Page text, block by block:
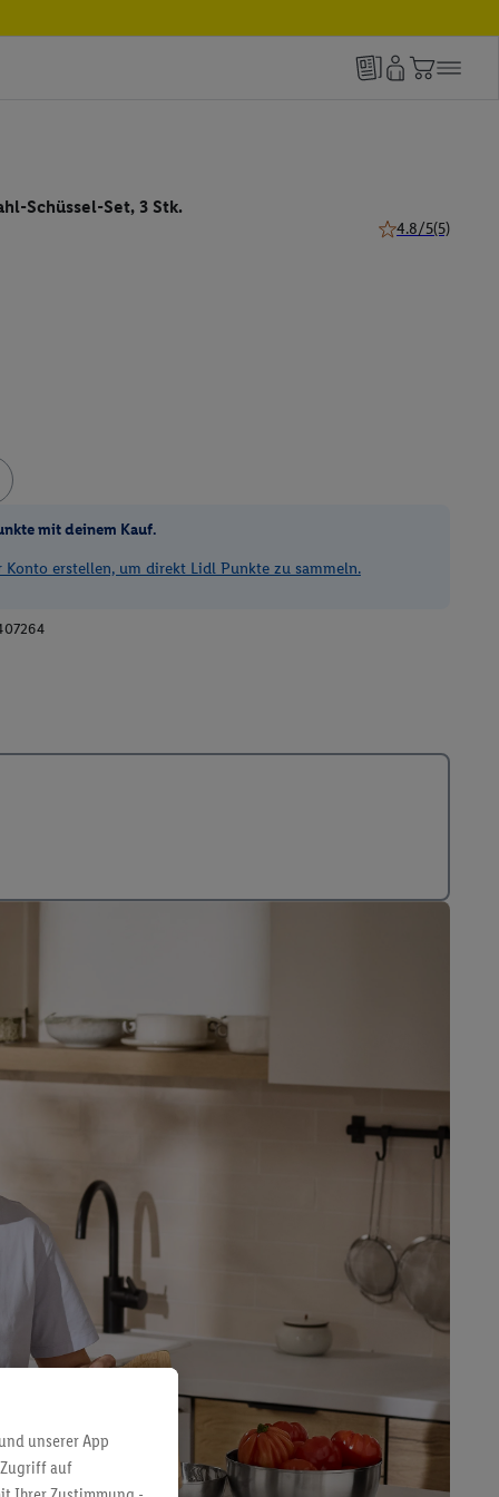
Schüssel-Set, 3 Stk.
4.8/5(5)
mit deinem Kauf.
Konto erstellen, um direkt Lidl Punkte zu sammeln.
unserer App
auf